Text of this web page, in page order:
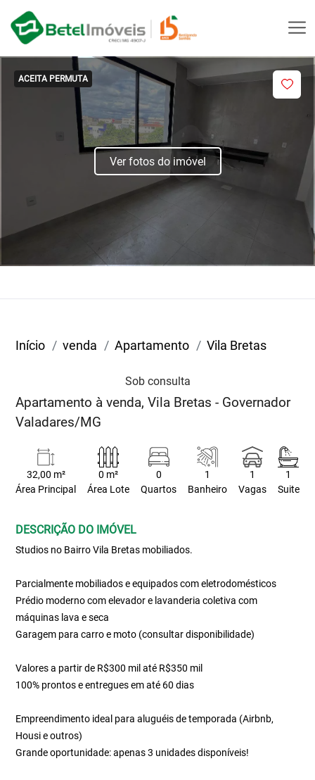
ACEITA PERMUTA
Ver fotos do imóvel
Início venda Apartamento Vila Bretas
Sob consulta
Apartamento à venda, Vila Bretas - Governador
Valadares/MG
32,00 m²
Área Principal
0 m²
Área Lote
0
Quartos
1
Banheiro
1
Vagas
1
Suite
DESCRIÇÃO DO IMÓVEL
Studios no Bairro Vila Bretas mobiliados.
Parcialmente mobiliados e equipados com eletrodomésticos
Prédio moderno com elevador e lavanderia coletiva com
máquinas lava e seca
Garagem para carro e moto (consultar disponibilidade)
Valores a partir de R$300 mil até R$350 mil
100% prontos e entregues em até 60 dias
Empreendimento ideal para aluguéis de temporada (Airbnb,
Housi e outros)
Grande oportunidade: apenas 3 unidades disponíveis!